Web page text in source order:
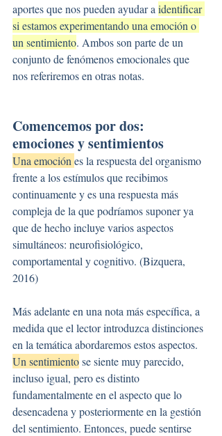
aportes que nos pueden ayudar a identificar
si estamos experimentando una emoción o
un sentimiento. Ambos son parte de un
conjunto de fenómenos emocionales que
nos referiremos en otras notas.
Comencemos por dos:
emociones y sentimientos
Una emoción es la respuesta del organismo
frente a los estímulos que recibimos
continuamente y es una respuesta más
compleja de la que podríamos suponer ya
que de hecho incluye varios aspectos
simultáneos: neurofisiológico,
comportamental y cognitivo. (Bizquera,
2016)
Más adelante en una nota más específica, a
medida que el lector introduzca distinciones
en la temática abordaremos estos aspectos.
Un sentimiento se siente muy parecido,
incluso igual, pero es distinto
fundamentalmente en el aspecto que lo
desencadena y posteriormente en la gestión
del sentimiento. Entonces, puede sentirse